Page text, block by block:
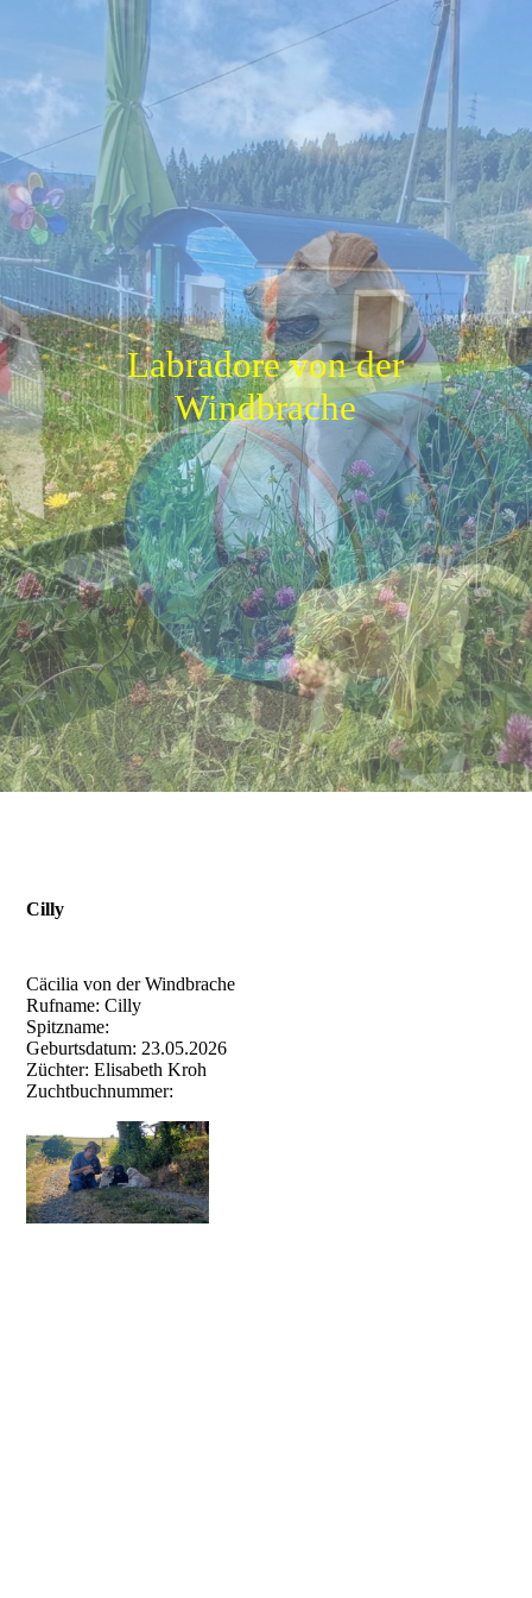
Labradore von der
Windbrache
Cilly
Cäcilia von der Windbrache
Rufname: Cilly
Spitzname:
Geburtsdatum: 23.05.2026
Züchter: Elisabeth Kroh
Zuchtbuchnummer:
News
Labbi-Kiste
Über uns
Zucht
Unsere Hunde
Galerie
Kontakt